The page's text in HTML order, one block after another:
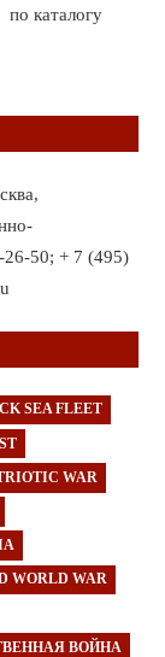
каталогу
26-50; + 7 (495)
SEA FLEET
WAR
WORLD WAR
ВОЙНА